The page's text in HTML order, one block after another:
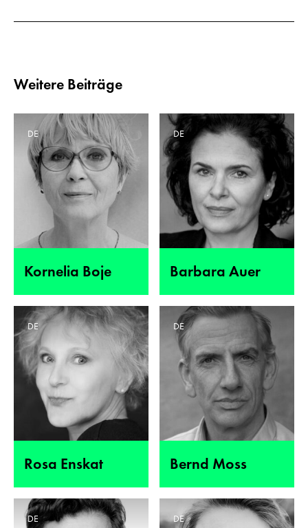
Weitere Beiträge
Kornelia Boje
DE
Barbara Auer
DE
Rosa Enskat
DE
Bernd Moss
DE
DE DE